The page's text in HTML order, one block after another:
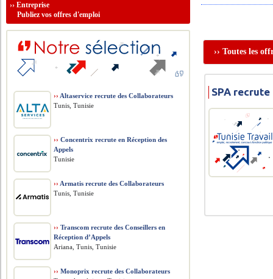
›› Toutes les
SPA
››Entreprise
Publiez vos offres d'emploi
›› Altaservice recrute des Collaborateurs
Tunis, Tunisie
›› Concentrix recrute en Réception des
Appels
Tunisie
›› Armatis recrute des Collaborateurs
Tunis, Tunisie
›› Transcom recrute des Conseillers en
Réception d’Appels
Ariana, Tunis, Tunisie
›› Monoprix recrute des Collaborateurs